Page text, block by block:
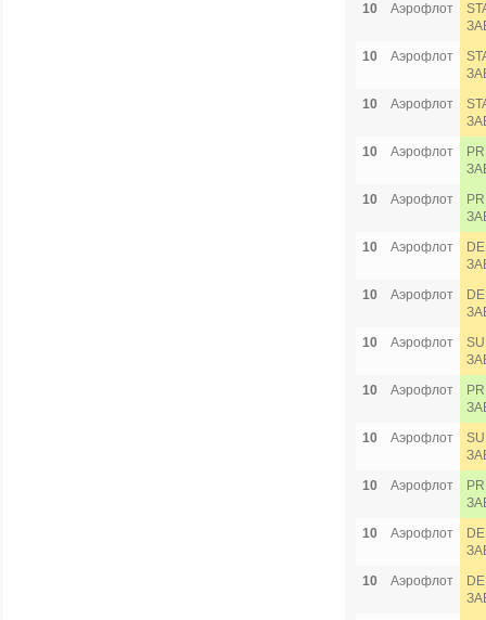
10
Аэрофлот
10
Аэрофлот
10
Аэрофлот
10
Аэрофлот
10
Аэрофлот
10
Аэрофлот
10
Аэрофлот
10
Аэрофлот
10
Аэрофлот
10
Аэрофлот
10
Аэрофлот
10
Аэрофлот
10
Аэрофлот